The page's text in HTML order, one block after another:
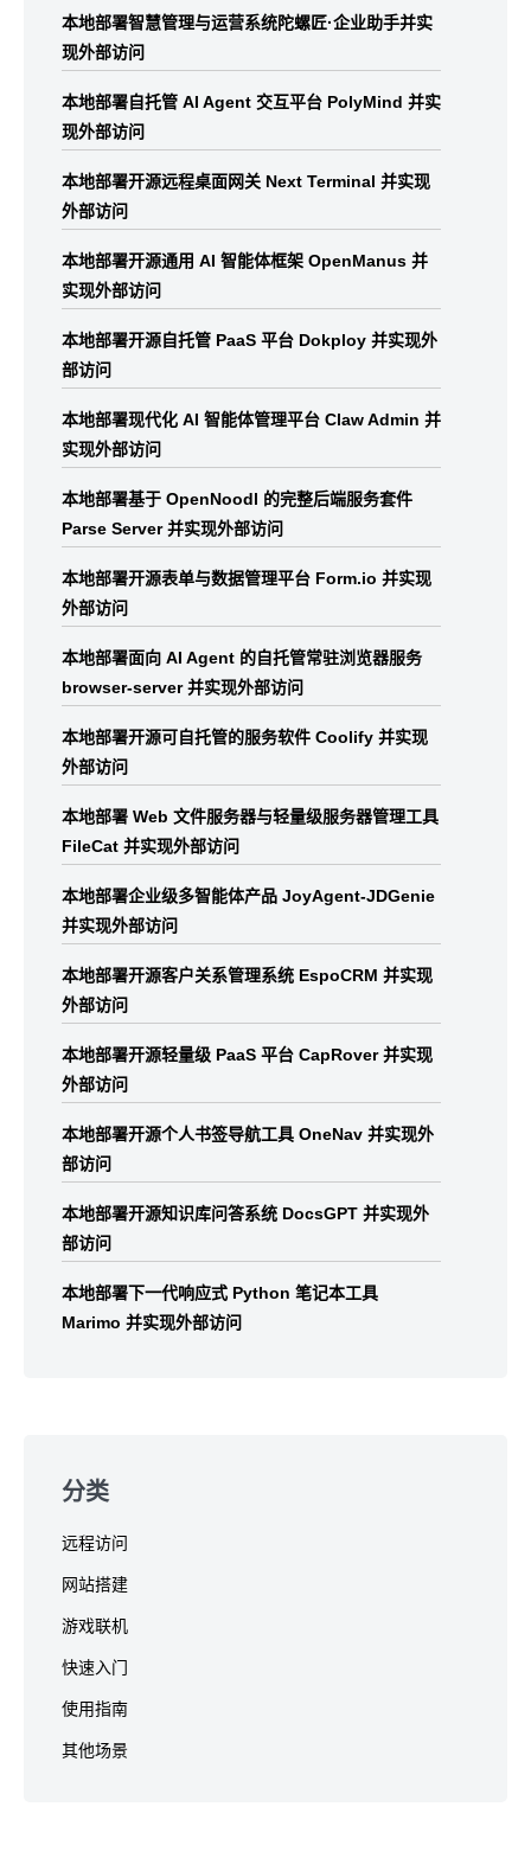
本地部署智慧管理与运营系统陀螺匠·企业助手并实
现外部访问
本地部署自托管 AI Agent 交互平台 PolyMind 并实
现外部访问
本地部署开源远程桌面网关 Next Terminal 并实现
外部访问
本地部署开源通用 AI 智能体框架 OpenManus 并
实现外部访问
本地部署开源自托管 PaaS 平台 Dokploy 并实现外
部访问
本地部署现代化 AI 智能体管理平台 Claw Admin 并
实现外部访问
本地部署基于 OpenNoodl 的完整后端服务套件
Parse Server 并实现外部访问
本地部署开源表单与数据管理平台 Form.io 并实现
外部访问
本地部署面向 AI Agent 的自托管常驻浏览器服务
browser-server 并实现外部访问
本地部署开源可自托管的服务软件 Coolify 并实现
外部访问
本地部署 Web 文件服务器与轻量级服务器管理工具
FileCat 并实现外部访问
本地部署企业级多智能体产品 JoyAgent-JDGenie
并实现外部访问
本地部署开源客户关系管理系统 EspoCRM 并实现
外部访问
本地部署开源轻量级 PaaS 平台 CapRover 并实现
外部访问
本地部署开源个人书签导航工具 OneNav 并实现外
部访问
本地部署开源知识库问答系统 DocsGPT 并实现外
部访问
本地部署下一代响应式 Python 笔记本工具
Marimo 并实现外部访问
分类
远程访问
网站搭建
游戏联机
快速入门
使用指南
其他场景